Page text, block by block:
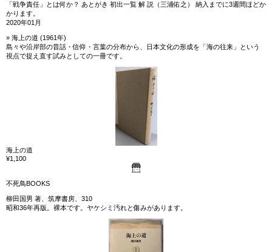
「戦争責任」とは何か？ あとがき 初出一覧 解 説（三浦佑之） 納入までに3週間ほどか
かります。
2020年01月
» 海上の道 (1961年)
島々や沿岸部の昔話・信仰・言葉の分布から、日本文化の形成を「海の往来」という
視点で捉え直す試みとしての一冊です。
海上の道
¥1,100
不死鳥BOOKS
柳田国男 著、筑摩書房、310
昭和36年再版。裸本です。ヤケシミ汚れと傷みがあります。